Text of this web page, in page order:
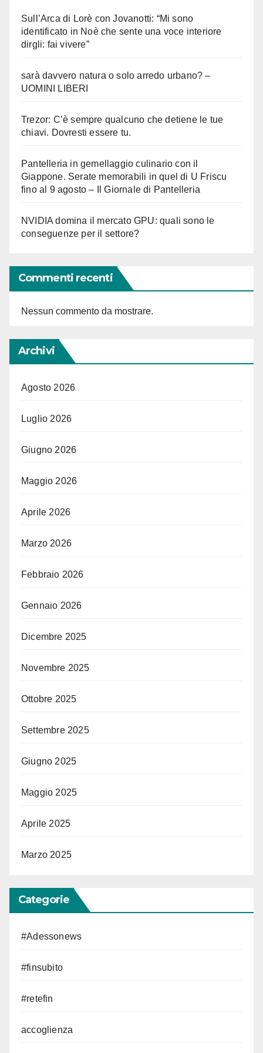
Sull’Arca di Lorè con Jovanotti: “Mi sono
identificato in Noè che sente una voce interiore
dirgli: fai vivere”
sarà davvero natura o solo arredo urbano? –
UOMINI LIBERI
Trezor: C’è sempre qualcuno che detiene le tue
chiavi. Dovresti essere tu.
Pantelleria in gemellaggio culinario con il
Giappone. Serate memorabili in quel di U Friscu
fino al 9 agosto – Il Giornale di Pantelleria
NVIDIA domina il mercato GPU: quali sono le
conseguenze per il settore?
Commenti recenti
Nessun commento da mostrare.
Archivi
Agosto 2026
Luglio 2026
Giugno 2026
Maggio 2026
Aprile 2026
Marzo 2026
Febbraio 2026
Gennaio 2026
Dicembre 2025
Novembre 2025
Ottobre 2025
Settembre 2025
Giugno 2025
Maggio 2025
Aprile 2025
Marzo 2025
Categorie
#Adessonews
#finsubito
#retefin
accoglienza